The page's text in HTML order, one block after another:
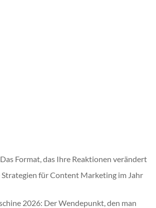
Format, das Ihre Reaktionen verändert
Strategien für Content Marketing im Jahr
2026: Der Wendepunkt, den man